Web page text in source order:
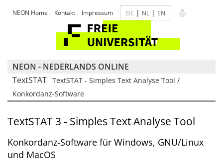
NEON Home Kontakt Impressum DE | NL | EN
NEON - NEDERLANDS ONLINE
TextSTAT TextSTAT - Simples Text Analyse Tool /
Konkordanz-Software
TextSTAT 3 - Simples Text Analyse Tool
Konkordanz-Software für Windows, GNU/Linux
und MacOS